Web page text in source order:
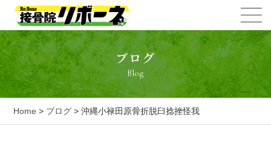
ブログ
Blog
Home > ブログ > 沖縄小禄田原骨折脱臼捻挫怪我